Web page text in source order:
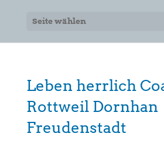
Seite wählen
Leben herrlich
Rottweil Dornhan
Freudenstadt